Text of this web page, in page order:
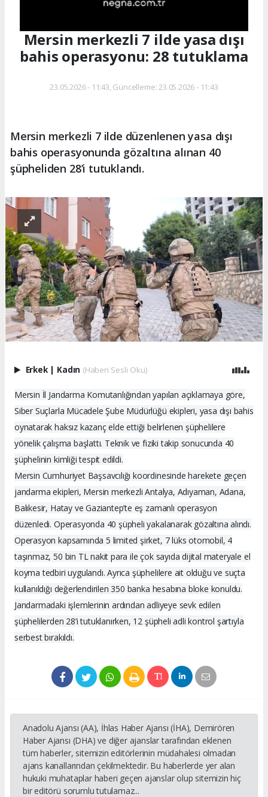
Mersin merkezli 7 ilde yasa dışı
bahis operasyonu: 28 tutuklama
23.05.2026 - 11:43, Güncelleme: 23.05.2026 - 11:43
Mersin merkezli 7 ilde düzenlenen yasa dışı
bahis operasyonunda gözaltına alınan 40
şüpheliden 28’i tutuklandı.
Erkek | Kadın (Haberi Sesli Oku)
Mersin İl Jandarma Komutanlığından yapılan açıklamaya göre,
Siber Suçlarla Mücadele Şube Müdürlüğü ekipleri, yasa dışı bahis
oynatarak haksız kazanç elde ettiği belirlenen şüphelilere
yönelik çalışma başlattı. Teknik ve fiziki takip sonucunda 40
şüphelinin kimliği tespit edildi.
Mersin Cumhuriyet Başsavcılığı koordinesinde harekete geçen
jandarma ekipleri, Mersin merkezli Antalya, Adıyaman, Adana,
Balıkesir, Hatay ve Gaziantep’te eş zamanlı operasyon
düzenledi. Operasyonda 40 şüpheli yakalanarak gözaltına alındı.
Operasyon kapsamında 5 limited şirket, 7 lüks otomobil, 4
taşınmaz, 50 bin TL nakit para ile çok sayıda dijital materyale el
koyma tedbiri uygulandı. Ayrıca şüphelilere ait olduğu ve suçta
kullanıldığı değerlendirilen 350 banka hesabına bloke konuldu.
Jandarmadaki işlemlerinin ardından adliyeye sevk edilen
şüphelilerden 28’i tutuklanırken, 12 şüpheli adli kontrol şartıyla
serbest bırakıldı.
Anadolu Ajansı (AA), İhlas Haber Ajansı (İHA), Demirören
Haber Ajansı (DHA) ve diğer ajanslar tarafından eklenen
tüm haberler, sitemizin editörlerinin müdahalesi olmadan
ajans kanallarından çekilmektedir. Bu haberlerde yer alan
hukuki muhataplar haberi geçen ajanslar olup sitemizin hiç
bir editörü sorumlu tutulamaz...